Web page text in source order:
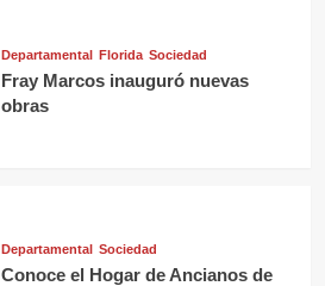
Departamental Florida Sociedad
Fray Marcos inauguró nuevas
obras
Departamental Sociedad
Conoce el Hogar de Ancianos de